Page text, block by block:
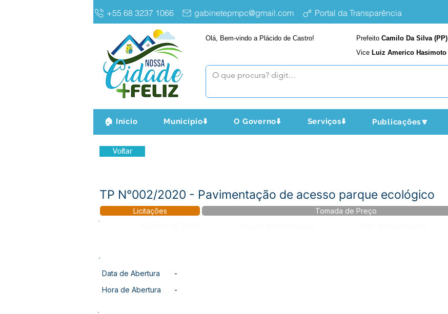
+55 68 3237 1066 gabinetepmpc@gmail.com Portal da Transparência
Olá, Bem-vindo a Plácido de Castro! Prefeito Camilo Da Silva (PP)
Vice Luiz Americo Hasimoto
🏠 Início Município⬇️ O Governo⬇️ Serviços⬇️ Publicações🔽
Voltar
TP N°002/2020 - Pavimentação de acesso parque ecológico
Licitações Tomada de Preço
Data de Abertura
-
Hora de Abertura
-